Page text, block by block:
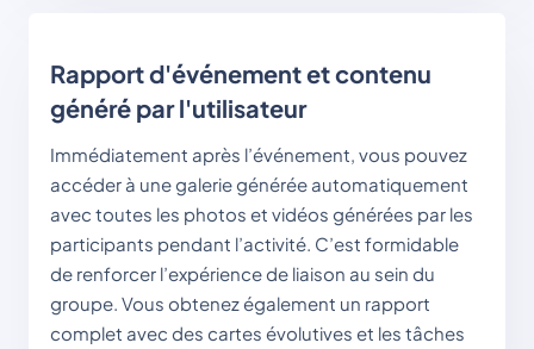
Rapport d'événement et contenu
généré par l'utilisateur
Immédiatement après l’événement, vous pouvez
accéder à une galerie générée automatiquement
avec toutes les photos et vidéos générées par les
participants pendant l’activité. C’est formidable
de renforcer l’expérience de liaison au sein du
groupe. Vous obtenez également un rapport
complet avec des cartes évolutives et les tâches